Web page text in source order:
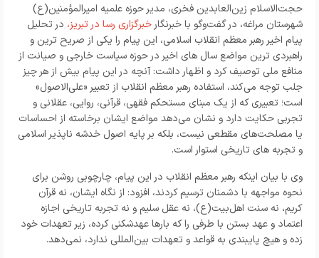
حجت‌الاسلام زین‌العابدین فخری، مدیر حوزه علمیه امیرالمؤمنین(ع)
شهرستان مراغه، در گفت‌وگو با خبرنگار خبرگزاری رسا در تبریز، در تحلیل
پیام اخیر رهبر معظم انقلاب اسلامی، این پیام را یکی از صریح‌ ترین و
راهبردی‌ ترین مواضع سال‌ های اخیر در حوزه سیاست خارجی و صیانت از
منافع ملی توصیف کرد و اظهار داشت: آنچه در این پیام بیش از هر چیز
جلب توجه می‌کند، استفاده رهبر معظم انقلاب از تعبیر «علی‌الاصول»
است؛ تعبیری که از یک مبنای مستحکم فقهی، قرآنی، روایی، عقلانی و
تجربی حکایت دارد و نشان می‌دهد مواضع ایشان برخاسته از احساسات
یا مصلحت‌های مقطعی نیست، بلکه بر پایه اصول خدشه‌ ناپذیر اسلامی
و تجربه‌ های تاریخی استوار است.
وی با بیان اینکه رهبر معظم انقلاب در این پیام، چارچوبی روشن برای
نحوه مواجهه با دشمنان ترسیم کردند، افزود: از نگاه ایشان، نه قرآن
کریم، نه سنت اهل‌بیت(ع)، نه عقل سلیم و نه تجربه تاریخی اجازه
اعتماد و عهد بستن با طرفی را که بارها عهدشکنی کرده، زیر تعهدات خود
زده و هیچ پایبندی به قواعد و تعهدات بین‌المللی ندارد، نمی‌دهد.